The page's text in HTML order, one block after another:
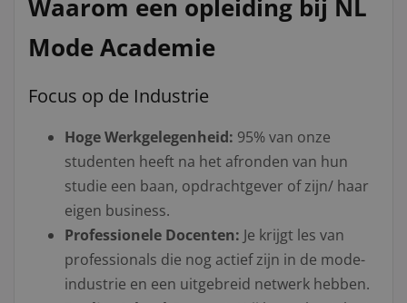
Waarom een opleiding bij NL
Mode Academie
Focus op de Industrie
Hoge Werkgelegenheid: 95% van onze
studenten heeft na het afronden van hun
studie een baan, opdrachtgever of zijn/ haar
eigen business.
Professionele Docenten: Je krijgt les van
professionals die nog actief zijn in de mode-
industrie en een uitgebreid netwerk hebben.